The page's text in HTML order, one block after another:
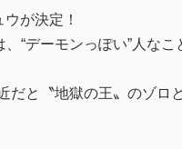
が決定！
“デーモンっぽい”人なこ
だと〝地獄の王〟のゾロ